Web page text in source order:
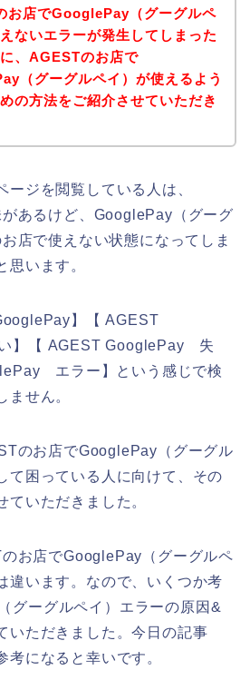
お店でGooglePay（グーグルペ
ないエラーが発生してしまった
、AGESTのお店で
（グーグルペイ）が使えるよう
の方法をご紹介させていただき
ージを閲覧している人は、
あるけど、GooglePay（グーグ
店で使えない状態になってしま
思います。
】【 AGEST
】【 AGEST GooglePay 失
エラー】という感じで検
ません。
のお店でGooglePay（グーグル
て困っている人に向けて、その
ていただきました。
お店でGooglePay（グーグルペ
違います。なので、いくつか考
グーグルペイ）エラーの原因&
いただきました。今日の記事
考になると幸いです。